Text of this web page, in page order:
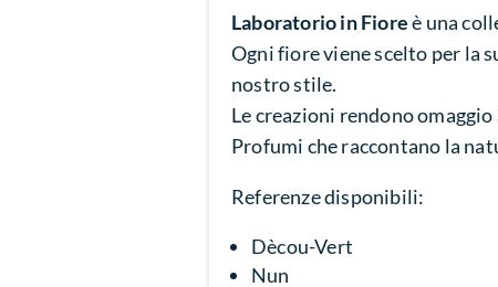
Laboratorio in Fioreè una
Ogni fiore viene scelto per la
nostro stile.
Le creazioni rendono
Profumi che raccontano la
Referenze disponibili:
Dècou-Vert
Nun